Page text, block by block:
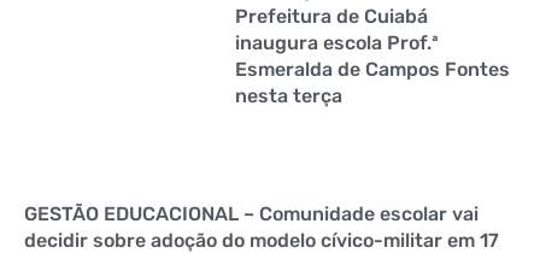
Prefeitura de Cuiabá
inaugura escola Prof.ª
Esmeralda de Campos Fontes
nesta terça
GESTÃO EDUCACIONAL – Comunidade escolar vai
decidir sobre adoção do modelo cívico-militar em 17